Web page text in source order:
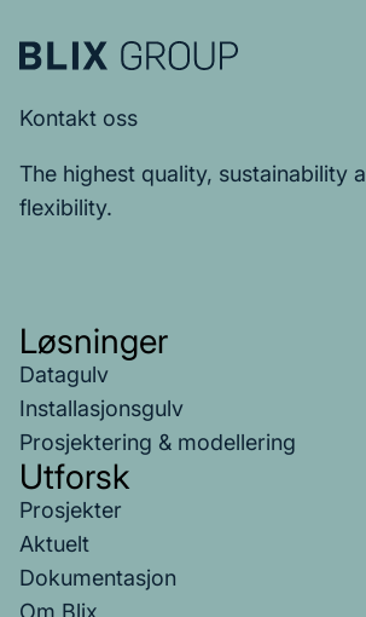
Kontakt oss
The highest quality, sustainability
flexibility.
Løsninger
Datagulv
Installasjonsgulv
Prosjektering & modellering
Utforsk
Prosjekter
Aktuelt
Dokumentasjon